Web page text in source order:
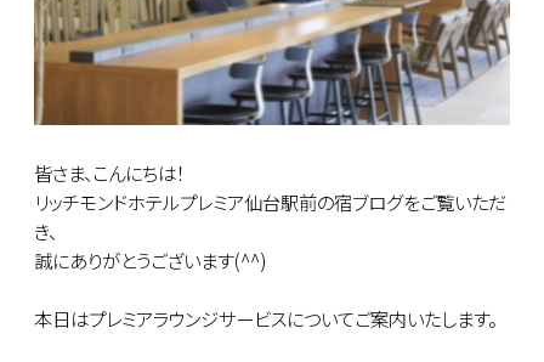
皆さま、こんにちは！
リッチモンドホテルプレミア仙台駅前の宿ブログをご覧いただ
き、
誠にありがとうございます(^^)
本日はプレミアラウンジサービスについてご案内いたします。